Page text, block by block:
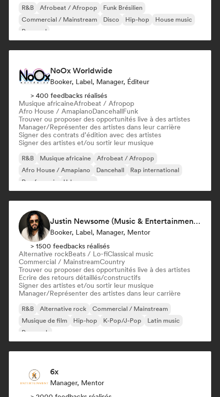
R&B Afrobeat / Afropop
Funk Brésilien
Commercial / Mainstream
Disco Hip-hop
House music
Pop soul
NoOx Worldwide
Booker, Label, Manager, Éditeur
> 400 feedbacks réalisés
Musique africaineAfrobeat / Afropop
Afro House / AmapianoDancehallFunk
Trouver ou proposer des opportunités live à des artistes
Manager/Représenter des artistes dans leur carrière
Signer des contrats d’édition avec des artistes
Signer des artistes et/ou sortir leur musique
R&B Musique africaine
Afrobeat / Afropop
Afro House / Amapiano
Dancehall
Rap international
Rap francais
Urban pop
Justin Newsome (Music & Entertainment Executive | A&R, Artist Development & Partnerships | Applied AI & Systems Strategy)
Booker, Label, Manager, Mentor
> 1500 feedbacks réalisés
Alternative rockBeats / Lo-fiClassical music
Commercial / MainstreamCountry
Trouver ou proposer des opportunités live à des artistes
Ecrire des retours détaillés/constructifs
Signer des artistes et/ou sortir leur musique
Manager/Représenter des artistes dans leur carrière
R&B Alternative rock
Commercial / Mainstream
Musique de film
Hip-hop K-Pop/J-Pop
Latin music
Pop punk
6x
Manager, Mentor